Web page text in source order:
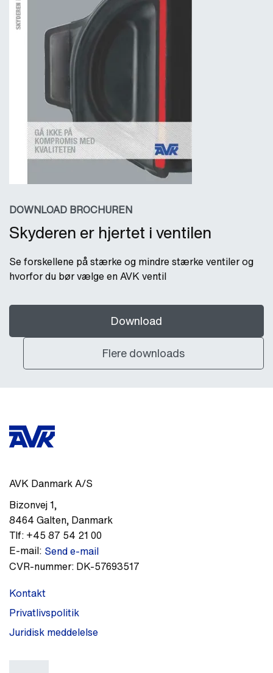
DOWNLOAD BROCHUREN
Skyderen er hjertet i ventilen
Se forskellene på stærke og mindre stærke ventiler og
hvorfor du bør vælge en AVK ventil
Download
Flere downloads
AVK Danmark A/S
Bizonvej 1,
8464 Galten, Danmark
Tlf: +45 87 54 21 00
E-mail: Send e-mail
CVR-nummer: DK-57693517
Kontakt
Privatlivspolitik
Juridisk meddelelse